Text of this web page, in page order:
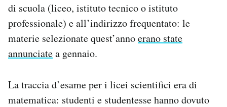
AREA PERSONALE
Area Personale
Newsletter
Regala il Post
Hai bisogno di aiuto?
di scuola (liceo, istituto tecnico o istituto
professionale) e all’indirizzo frequentato: le
materie selezionate quest’annoerano state
annunciatea gennaio.
La traccia d’esame per i licei scientifici era di
matematica: studenti e studentesse hanno dovuto